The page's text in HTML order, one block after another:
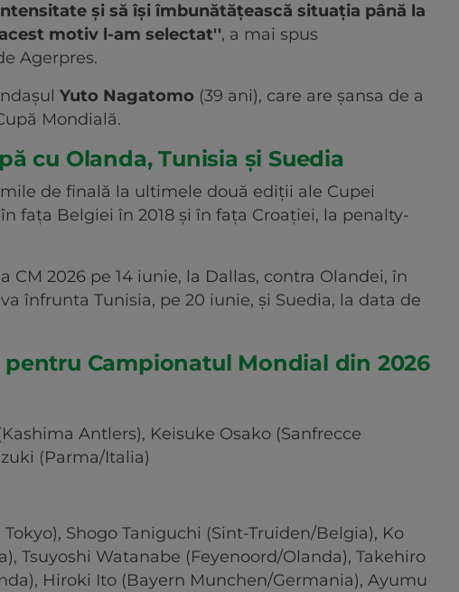
şi să îşi îmbunătăţească situaţia până la
motiv l-am selectat'', a mai spus
Agerpres.
Yuto Nagatomo (39 ani), care are şansa de a
Mondială.
cu Olanda, Tunisia și Suedia
de finală la ultimele două ediţii ale Cupei
faţa Belgiei în 2018 şi în faţa Croaţiei, la penalty-
CM 2026 pe 14 iunie, la Dallas, contra Olandei, în
înfrunta Tunisia, pe 20 iunie, şi Suedia, la data de
Campionatul Mondial din 2026
Antlers), Keisuke Osako (Sanfrecce
(Parma/Italia)
Shogo Taniguchi (Sint-Truiden/Belgia), Ko
Tsuyoshi Watanabe (Feyenoord/Olanda), Takehiro
Hiroki Ito (Bayern Munchen/Germania), Ayumu